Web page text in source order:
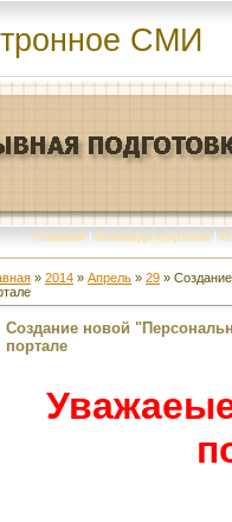
СМИ
Главная | Команда портала | О
» 2014 » Апрель » 29 »
Создание новой
портале